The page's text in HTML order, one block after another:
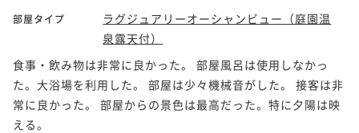
部屋タイプ
ラグジュアリーオーシャンビュー（庭園温
泉露天付）
食事・飲み物は非常に良かった。 部屋風呂は使用しなかっ
た。大浴場を利用した。 部屋は少々機械音がした。 接客は非
常に良かった。 部屋からの景色は最高だった。特に夕陽は映
える。